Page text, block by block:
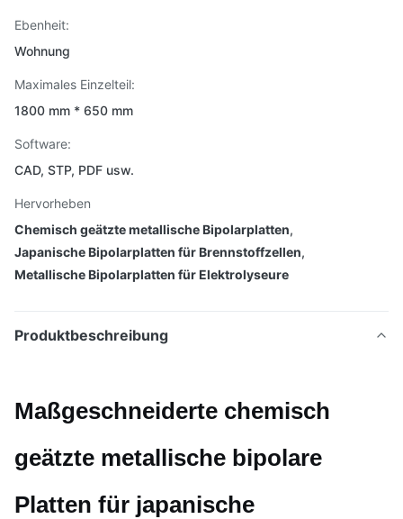
Ebenheit:
Wohnung
Maximales Einzelteil:
1800 mm * 650 mm
Software:
CAD, STP, PDF usw.
Hervorheben
Chemisch geätzte metallische Bipolarplatten,
Japanische Bipolarplatten für Brennstoffzellen,
Metallische Bipolarplatten für Elektrolyseure
Produktbeschreibung
Maßgeschneiderte chemisch
geätzte metallische bipolare
Platten für japanische